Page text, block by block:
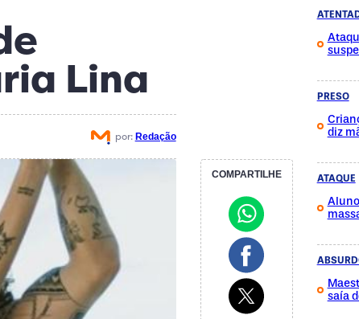
Lina
por: Redação
COMPARTILHE
PRESO
diz
ATAQUE
saía